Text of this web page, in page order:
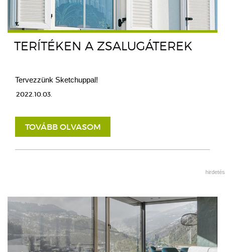
TERÍTÉKEN A ZSALUGÁTEREK
Tervezzünk Sketchuppal!
2022.10.03.
TOVÁBB OLVASOM
hirdetés